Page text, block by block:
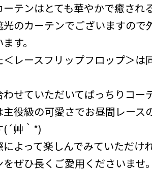
テンはとても華やかで癒され
のカーテンでございますの
す。
レースフリップフロップ＞は
せていただいてばっちりコー
役級の可愛さでお昼間レース
(´艸｀*)
よって楽しんでみていただけ
ぜひ長くご愛用くださいませ。